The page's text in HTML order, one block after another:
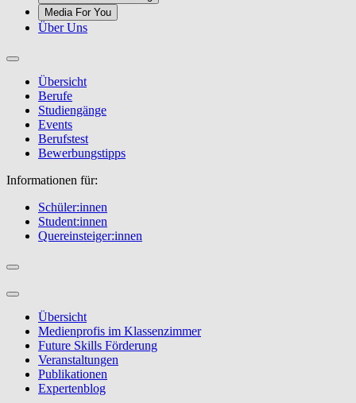
Media For You
Über Uns
Übersicht
Berufe
Studiengänge
Events
Berufstest
Bewerbungstipps
Informationen für:
Schüler:innen
Student:innen
Quereinsteiger:innen
Übersicht
Medienprofis im Klassenzimmer
Future Skills Förderung
Veranstaltungen
Publikationen
Expertenblog